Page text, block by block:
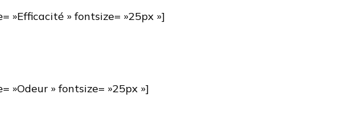
»Efficacité » fontsize= »25px »]
»Odeur » fontsize= »25px »]